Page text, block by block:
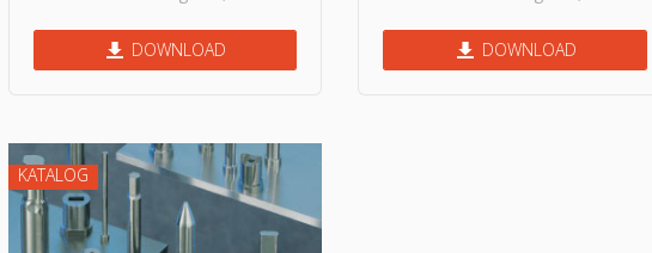
DOWNLOAD DOWNLOAD
KATALOG